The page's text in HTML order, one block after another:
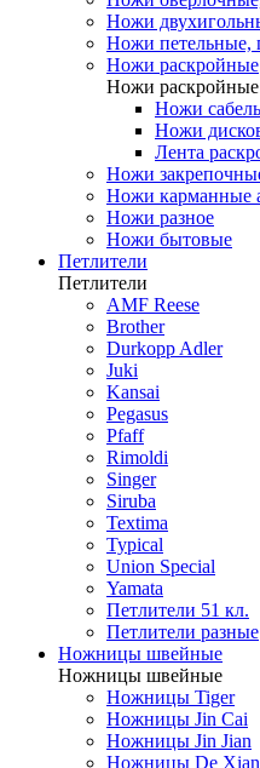
Ножи
Ножи петельные,
Ножи раскройные
Ножи раскройные
Ножи
Ножи
Лента
Ножи
Ножи карманные
Ножи разное
Ножи бытовые
Петлители
Петлители
AMF Reese
Brother
Durkopp Adler
Juki
Kansai
Pegasus
Pfaff
Rimoldi
Singer
Siruba
Textima
Typical
Union Special
Yamata
Петлители 51 кл.
Петлители разные
Ножницы швейные
Ножницы швейные
Ножницы Tiger
Ножницы Jin Cai
Ножницы Jin Jian
Ножницы De Xian